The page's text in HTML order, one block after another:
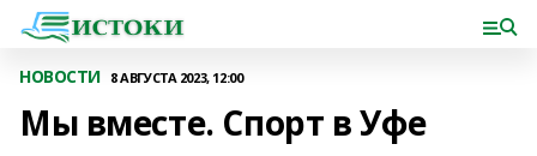
НОВОСТИ 8 АВГУСТА 2023, 12:00
Мы вместе. Спорт в Уфе